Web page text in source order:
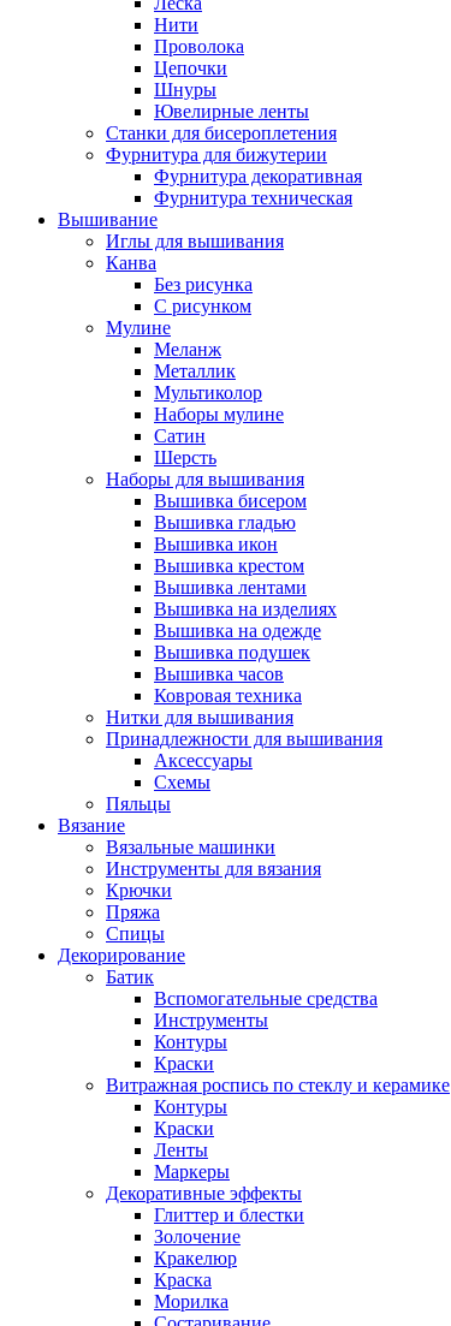
Нити
Проволока
Цепочки
Шнуры
Ювелирные ленты
Станки для бисероплетения
Фурнитура для бижутерии
Фурнитура декоративная
Фурнитура техническая
Вышивание
Иглы для вышивания
Канва
Без рисунка
С рисунком
Мулине
Меланж
Металлик
Мультиколор
Наборы мулине
Сатин
Шерсть
Наборы для вышивания
Вышивка бисером
Вышивка гладью
Вышивка икон
Вышивка крестом
Вышивка лентами
Вышивка на изделиях
Вышивка на одежде
Вышивка подушек
Вышивка часов
Ковровая техника
Нитки для вышивания
Принадлежности для вышивания
Аксессуары
Схемы
Пяльцы
Вязание
Вязальные машинки
Инструменты для вязания
Крючки
Пряжа
Спицы
Декорирование
Батик
Вспомогательные средства
Инструменты
Контуры
Краски
Витражная роспись по стеклу и керамике
Контуры
Краски
Ленты
Маркеры
Декоративные эффекты
Глиттер и блестки
Золочение
Кракелюр
Краска
Морилка